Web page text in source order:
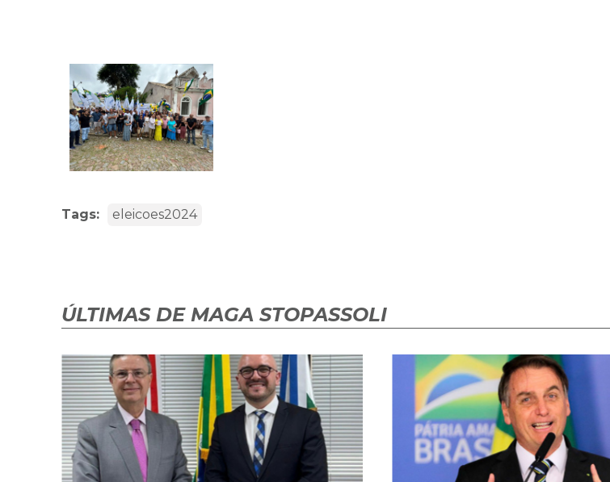
Tags: eleicoes2024
ÚLTIMAS DE MAGA STOPASSOLI